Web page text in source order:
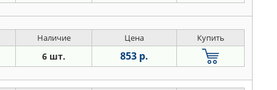
Наличие Цена Купить
6 шт. 853 р.